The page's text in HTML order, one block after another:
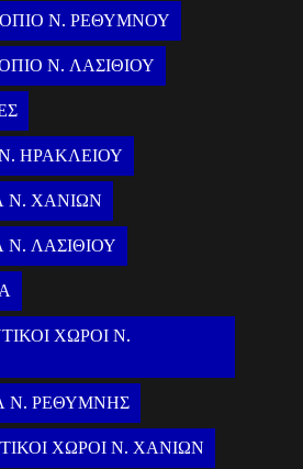
Ν. ΡΕΘΥΜΝΟΥ
Ν. ΛΑΣΙΘΙΟΥ
ΗΡΑΚΛΕΙΟΥ
Ν. ΧΑΝΙΩΝ
ΛΑΣΙΘΙΟΥ
ΧΩΡΟΙ Ν.
Ν. ΡΕΘΥΜΝΗΣ
ΧΩΡΟΙ Ν. ΧΑΝΙΩΝ